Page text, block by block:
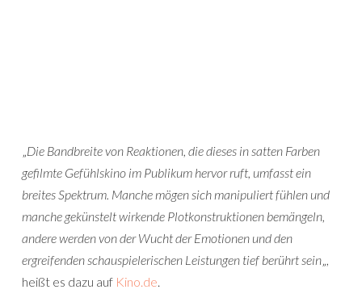
„Die Bandbreite von Reaktionen, die dieses in satten Farben
gefilmte Gefühlskino im Publikum hervor ruft, umfasst ein
breites Spektrum. Manche mögen sich manipuliert fühlen und
manche gekünstelt wirkende Plotkonstruktionen bemängeln,
andere werden von der Wucht der Emotionen und den
ergreifenden schauspielerischen Leistungen tief berührt sein„,
heißt es dazu auf Kino.de.